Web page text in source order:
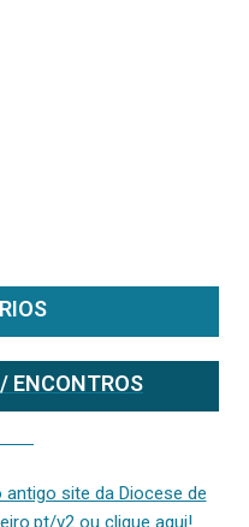
ENCONTROS
site da Diocese de
v2 ou clique aqui!